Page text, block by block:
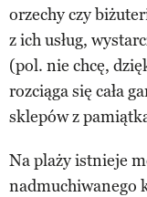
orzechy czy
z ich usług,
(pol. nie chcę,
rozciąga się cała
sklepów z
Na plaży istnieje
nadmuchiwanego